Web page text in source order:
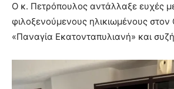
Ο κ. Πετρόπουλος αντάλλαξε ευχές
φιλοξενούμενους ηλικιωμένους στον
«Παναγία Εκατονταπυλιανή» και